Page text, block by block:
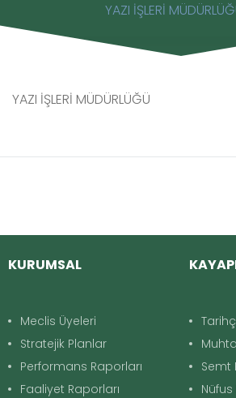
YAZI İŞLERİ
YAZI İŞLERİ MÜDÜRLÜĞÜ
KURUMSAL
Meclis Üyeleri
Stratejik Planlar
Performans Raporları
Faaliyet Raporları
Semt